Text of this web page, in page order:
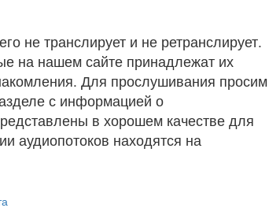
не транслирует и не ретранслирует.
на нашем сайте принадлежат их
Для прослушивания просим
с информацией о
в хорошем качестве для
аудиопотоков находятся на